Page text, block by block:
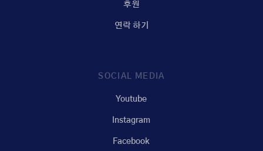
후원
연락 하기
SOCIAL MEDIA
Youtube
Instagram
Facebook